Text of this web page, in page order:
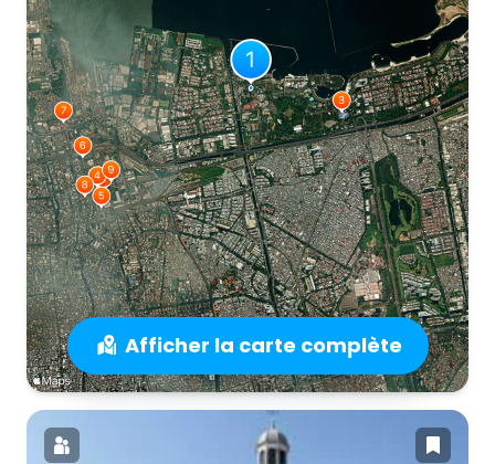
Afficher la carte complète